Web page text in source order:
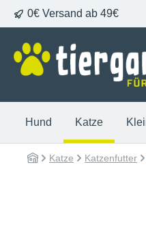
Zur
0€ Versand ab 49€
Hund Katze
Katze Katzenfutter